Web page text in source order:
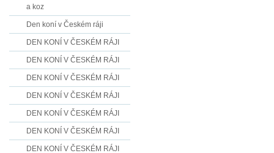
a koz
Den koní v Českém ráji
DEN KONÍ V ČESKÉM RÁJI
DEN KONÍ V ČESKÉM RÁJI
DEN KONÍ V ČESKÉM RÁJI
DEN KONÍ V ČESKÉM RÁJI
DEN KONÍ V ČESKÉM RÁJI
DEN KONÍ V ČESKÉM RÁJI
DEN KONÍ V ČESKÉM RÁJI